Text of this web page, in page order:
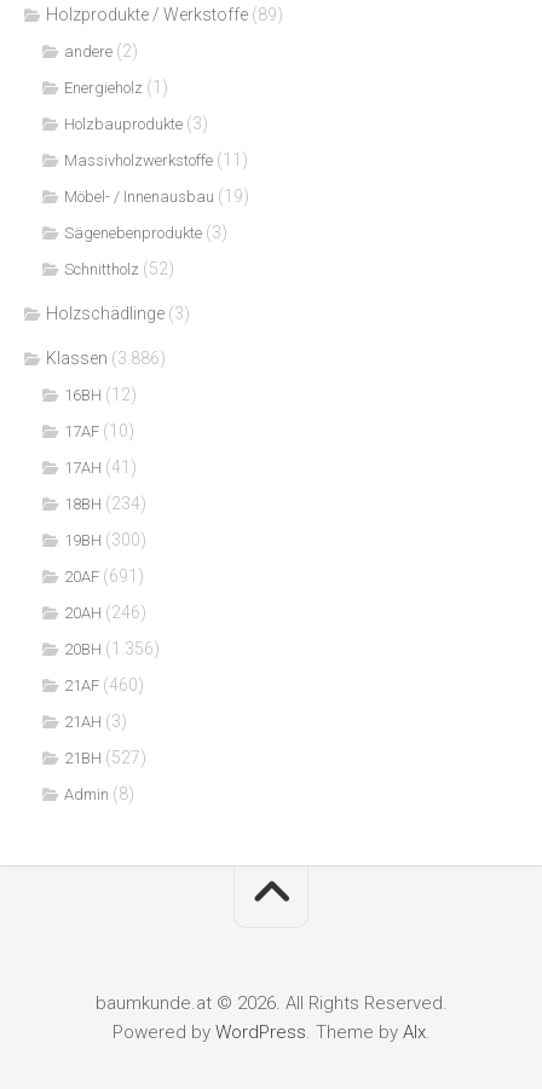
Holzprodukte / Werkstoffe (89)
andere (2)
Energieholz (1)
Holzbauprodukte (3)
Massivholzwerkstoffe (11)
Möbel- / Innenausbau (19)
Sägenebenprodukte (3)
Schnittholz (52)
Holzschädlinge (3)
Klassen (3.886)
16BH (12)
17AF (10)
17AH (41)
18BH (234)
19BH (300)
20AF (691)
20AH (246)
20BH (1.356)
21AF (460)
21AH (3)
21BH (527)
Admin (8)
baumkunde.at © 2026. All Rights Reserved.
Powered by WordPress. Theme by Alx.